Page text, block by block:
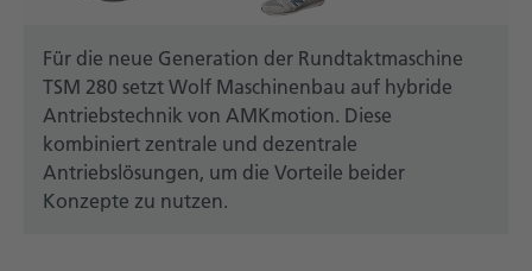
Für die neue Generation der Rundtaktmaschine
TSM 280 setzt Wolf Maschinenbau auf hybride
Antriebstechnik von AMKmotion. Diese
kombiniert zentrale und dezentrale
Antriebslösungen, um die Vorteile beider
Konzepte zu nutzen.